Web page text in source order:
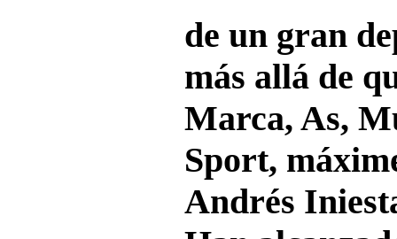
de un gran
más allá de
Marca, As,
Sport,
Andrés